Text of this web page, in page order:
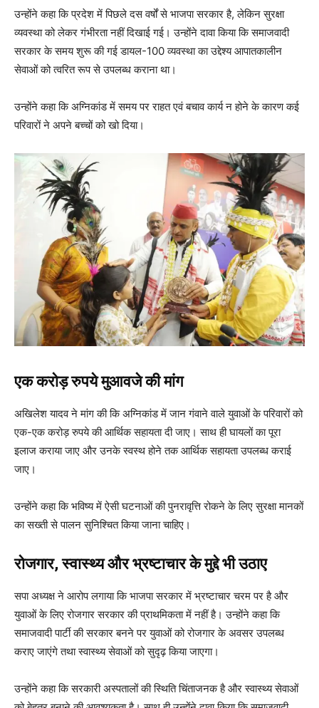
उन्होंने कहा कि प्रदेश में पिछले दस वर्षों से भाजपा सरकार है, लेकिन सुरक्षा
व्यवस्था को लेकर गंभीरता नहीं दिखाई गई। उन्होंने दावा किया कि समाजवादी
सरकार के समय शुरू की गई डायल-100 व्यवस्था का उद्देश्य आपातकालीन
सेवाओं को त्वरित रूप से उपलब्ध कराना था।
उन्होंने कहा कि अग्निकांड में समय पर राहत एवं बचाव कार्य न होने के कारण कई
परिवारों ने अपने बच्चों को खो दिया।
एक करोड़ रुपये मुआवजे की मांग
अखिलेश यादव ने मांग की कि अग्निकांड में जान गंवाने वाले युवाओं के परिवारों को
एक-एक करोड़ रुपये की आर्थिक सहायता दी जाए। साथ ही घायलों का पूरा
इलाज कराया जाए और उनके स्वस्थ होने तक आर्थिक सहायता उपलब्ध कराई
जाए।
उन्होंने कहा कि भविष्य में ऐसी घटनाओं की पुनरावृत्ति रोकने के लिए सुरक्षा मानकों
का सख्ती से पालन सुनिश्चित किया जाना चाहिए।
रोजगार, स्वास्थ्य और भ्रष्टाचार के मुद्दे भी उठाए
सपा अध्यक्ष ने आरोप लगाया कि भाजपा सरकार में भ्रष्टाचार चरम पर है और
युवाओं के लिए रोजगार सरकार की प्राथमिकता में नहीं है। उन्होंने कहा कि
समाजवादी पार्टी की सरकार बनने पर युवाओं को रोजगार के अवसर उपलब्ध
कराए जाएंगे तथा स्वास्थ्य सेवाओं को सुदृढ़ किया जाएगा।
उन्होंने कहा कि सरकारी अस्पतालों की स्थिति चिंताजनक है और स्वास्थ्य सेवाओं